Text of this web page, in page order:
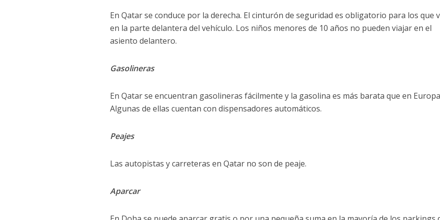
En Qatar se conduce por la derecha. El cinturón de seguridad es obligatorio para los que
en la parte delantera del vehículo. Los niños menores de 10 años no pueden viajar en el
asiento delantero.
Gasolineras
En Qatar se encuentran gasolineras fácilmente y la gasolina es más barata que en
Algunas de ellas cuentan con dispensadores automáticos.
Peajes
Las autopistas y carreteras en Qatar no son de peaje.
Aparcar